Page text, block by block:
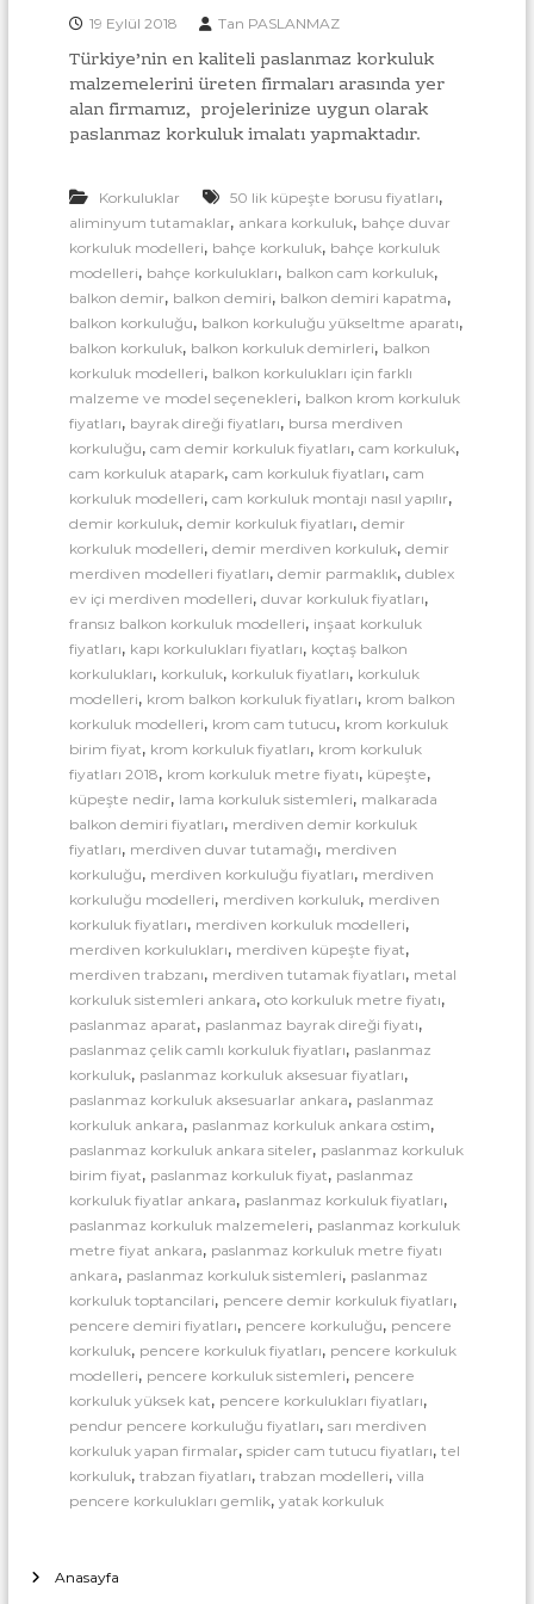
a
ı
A
a
a
l
a
r
l
a
ı
t
a
e
o
p
a
T
i
19 Eylül 2018 Tan PASLANMAZ
Türkiye’nin en kaliteli paslanmaz korkuluk
malzemelerini üreten firmaları arasında yer
alan firmamız, projelerinize uygun olarak
paslanmaz korkuluk imalatı yapmaktadır.
Korkuluklar 50 lik küpeşte borusu fiyatları,
aliminyum tutamaklar, ankara korkuluk, bahçe duvar
korkuluk modelleri, bahçe korkuluk, bahçe korkuluk
modelleri, bahçe korkulukları, balkon cam korkuluk,
balkon demir, balkon demiri, balkon demiri kapatma,
balkon korkuluğu, balkon korkuluğu yükseltme aparatı,
balkon korkuluk, balkon korkuluk demirleri, balkon
korkuluk modelleri, balkon korkulukları için farklı
malzeme ve model seçenekleri, balkon krom korkuluk
fiyatları, bayrak direği fiyatları, bursa merdiven
korkuluğu, cam demir korkuluk fiyatları, cam korkuluk,
cam korkuluk atapark, cam korkuluk fiyatları, cam
korkuluk modelleri, cam korkuluk montajı nasıl yapılır,
demir korkuluk, demir korkuluk fiyatları, demir
korkuluk modelleri, demir merdiven korkuluk, demir
merdiven modelleri fiyatları, demir parmaklık, dublex
ev içi merdiven modelleri, duvar korkuluk fiyatları,
fransız balkon korkuluk modelleri, inşaat korkuluk
fiyatları, kapı korkulukları fiyatları, koçtaş balkon
korkulukları, korkuluk, korkuluk fiyatları, korkuluk
modelleri, krom balkon korkuluk fiyatları, krom balkon
korkuluk modelleri, krom cam tutucu, krom korkuluk
birim fiyat, krom korkuluk fiyatları, krom korkuluk
fiyatları 2018, krom korkuluk metre fiyatı, küpeşte,
küpeşte nedir, lama korkuluk sistemleri, malkarada
balkon demiri fiyatları, merdiven demir korkuluk
fiyatları, merdiven duvar tutamağı, merdiven
korkuluğu, merdiven korkuluğu fiyatları, merdiven
korkuluğu modelleri, merdiven korkuluk, merdiven
korkuluk fiyatları, merdiven korkuluk modelleri,
merdiven korkulukları, merdiven küpeşte fiyat,
merdiven trabzanı, merdiven tutamak fiyatları, metal
korkuluk sistemleri ankara, oto korkuluk metre fiyatı,
paslanmaz aparat, paslanmaz bayrak direği fiyatı,
paslanmaz çelik camlı korkuluk fiyatları, paslanmaz
korkuluk, paslanmaz korkuluk aksesuar fiyatları,
paslanmaz korkuluk aksesuarlar ankara, paslanmaz
korkuluk ankara, paslanmaz korkuluk ankara ostim,
paslanmaz korkuluk ankara siteler, paslanmaz korkuluk
birim fiyat, paslanmaz korkuluk fiyat, paslanmaz
korkuluk fiyatlar ankara, paslanmaz korkuluk fiyatları,
paslanmaz korkuluk malzemeleri, paslanmaz korkuluk
metre fiyat ankara, paslanmaz korkuluk metre fiyatı
ankara, paslanmaz korkuluk sistemleri, paslanmaz
korkuluk toptancilari, pencere demir korkuluk fiyatları,
pencere demiri fiyatları, pencere korkuluğu, pencere
korkuluk, pencere korkuluk fiyatları, pencere korkuluk
modelleri, pencere korkuluk sistemleri, pencere
korkuluk yüksek kat, pencere korkulukları fiyatları,
pendur pencere korkuluğu fiyatları, sarı merdiven
korkuluk yapan firmalar, spider cam tutucu fiyatları, tel
korkuluk, trabzan fiyatları, trabzan modelleri, villa
pencere korkulukları gemlik, yatak korkuluk
Anasayfa